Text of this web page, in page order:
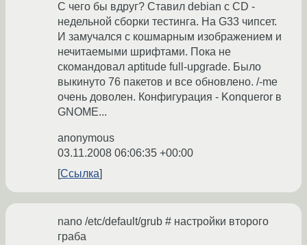
C чего бы вдруг? Ставил debian с CD -
недельной сборки тестинга. На G33 чипсет.
И замучался с кошмарным изображением и
нечитаемыми шрифтами. Пока не
скомандовал aptitude full-upgrade. Было
выкинуто 76 пакетов и все обновлено. /-me
очень доволен. Конфигурация - Konqueror в
GNOME...
anonymous
03.11.2008 06:06:35 +00:00
Ссылка
nano /etc/default/grub # настройки второго
граба